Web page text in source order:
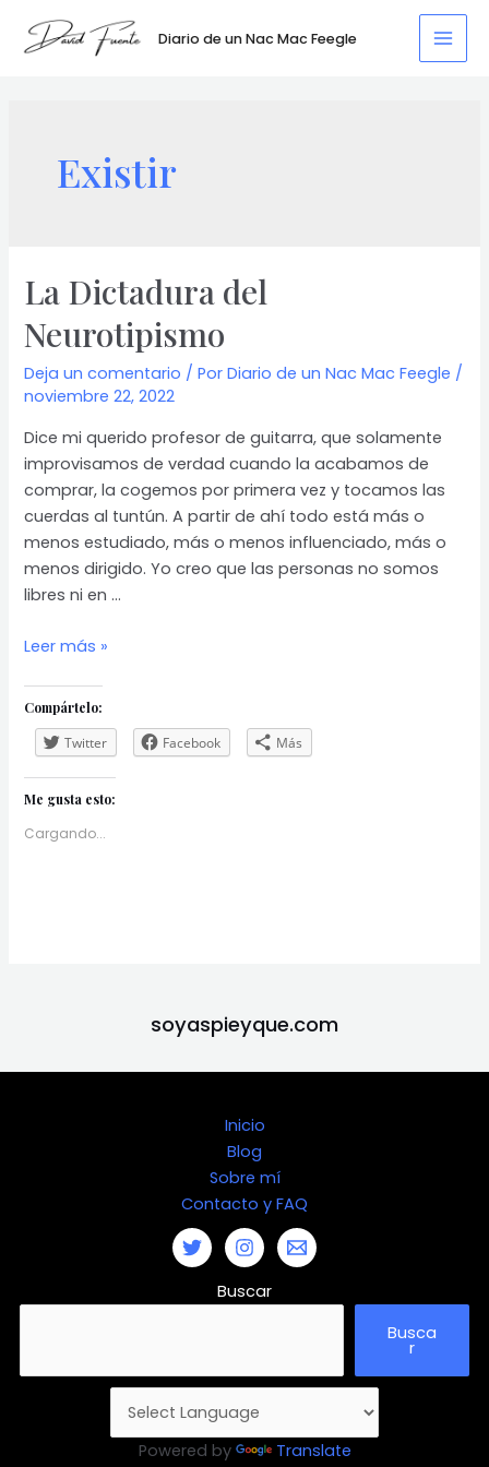
Diario de un Nac Mac Feegle
Existir
La Dictadura del
Neurotipismo
Deja un comentario / PorDiario de un Nac Mac Feegle /
noviembre 22, 2022
Dice mi querido profesor de guitarra, que solamente
improvisamos de verdad cuando la acabamos de
comprar, la cogemos por primera vez y tocamos las
cuerdas al tuntún. A partir de ahí todo está más o
menos estudiado, más o menos influenciado, más o
menos dirigido. Yo creo que las personas no somos
libres ni en …
La
del
Neurotipismo
Leer más »
Compártelo:
Twitter Facebook Más
Me gusta esto:
Cargando...
soyaspieyque.com
Inicio
Blog
Sobre mí
Contacto y FAQ
Buscar
Busca
r
Powered by Translate